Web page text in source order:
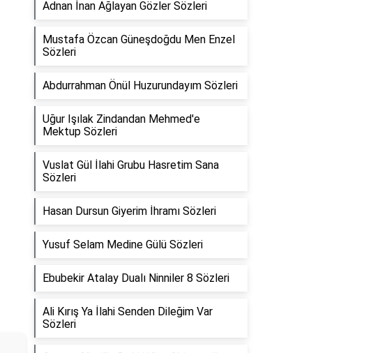
Adnan İnan Ağlayan Gözler Sözleri
Mustafa Özcan Güneşdoğdu Men Enzel
Sözleri
Abdurrahman Önül Huzurundayım Sözleri
Uğur Işılak Zindandan Mehmed'e
Mektup Sözleri
Vuslat Gül İlahi Grubu Hasretim Sana
Sözleri
Hasan Dursun Giyerim İhramı Sözleri
Yusuf Selam Medine Gülü Sözleri
Ebubekir Atalay Dualı Ninniler 8 Sözleri
Ali Kırış Ya İlahi Senden Dileğim Var
Sözleri